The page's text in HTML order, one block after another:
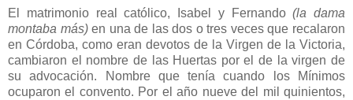
El matrimonio real católico, Isabel y Fernando(la dama
montaba más)en una de las dos o tres veces que recalaron
en Córdoba, como eran devotos de la Virgen de la Victoria,
cambiaron el nombre de las Huertas por el de la virgen de
su advocación. Nombre que tenía cuando los Mínimos
ocuparon el convento. Por el año nueve del mil quinientos,